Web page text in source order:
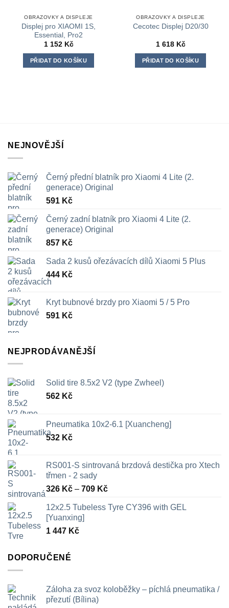
OBRAZOVKY A DISPLEJE
Displej pro XIAOMI 1S,
Essential, Pro2
1 152 Kč
PŘIDAT DO KOŠÍKU
OBRAZOVKY A DISPLEJE
Cecotec Displej D20/30
1 618 Kč
PŘIDAT DO KOŠÍKU
NEJNOVĚJŠÍ
Černý přední blatník pro Xiaomi 4 Lite (2.
generace) Original
591 Kč
Černý zadní blatník pro Xiaomi 4 Lite (2.
generace) Original
857 Kč
Sada 2 kusů ořezávacích dílů Xiaomi 5 Plus
444 Kč
Kryt bubnové brzdy pro Xiaomi 5 / 5 Pro
591 Kč
NEJPRODÁVANĚJŠÍ
Solid tire 8.5x2 V2 (type Zwheel)
562 Kč
Pneumatika 10x2-6.1 [Xuancheng]
532 Kč
RS001-S sintrovaná brzdová destička pro Xtech
třmen - 2 sady
326 Kč – 709 KčRozpětí
326 Kč
12x2.5 Tubeless Tyre CY396 with GEL
[Yuanxing]
1 447 Kč
DOPORUČENÉ
Záloha za svoz koloběžky – píchlá pneumatika /
přezutí (Bílina)